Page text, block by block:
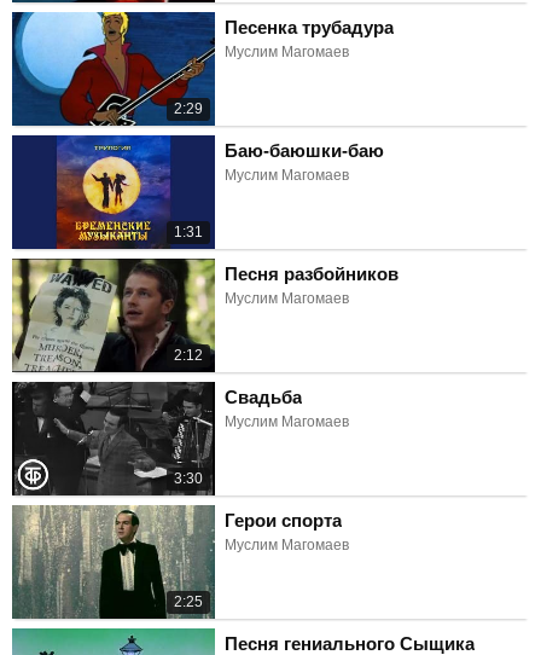
2:29
Песенка трубадура
Муслим Магомаев
1:31
Баю-баюшки-баю
Муслим Магомаев
2:12
Песня разбойников
Муслим Магомаев
3:30
Свадьба
Муслим Магомаев
2:25
Герои спорта
Муслим Магомаев
Песня гениального Сыщика